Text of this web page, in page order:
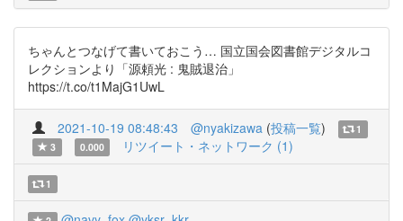
ちゃんとつなげて書いておこう… 国立国会図書館デジタルコ
レクションより「源頼光 : 鬼賊退治」
https://t.co/t1MajG1UwL
2021-10-19 08:48:43 @nyakizawa (投稿一覧)
1
3
0.000 リツイート・ネットワーク (1)
1